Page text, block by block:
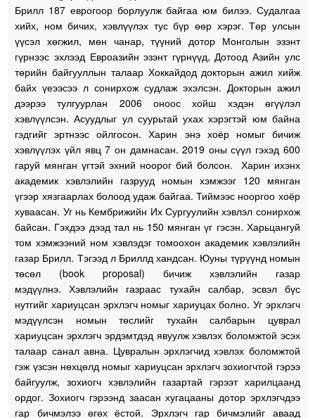
Брилл 187 еврогоор борлуулж байгаа юм билээ. Судалгаа
хийх, ном бичих, хэвлүүлэх тус бүр өөр хэрэг. Төр улсын
үүсэл хөгжил, мөн чанар, түүний дотор Монголын эзэнт
гүрнээс эхлээд Евроазийн эзэнт гүрнүүд, Дотоод Азийн улс
төрийн байгууллын талаар Хоккайдод докторын ажил хийж
байх үеээсээ л сонирхож судлаж эхэлсэн. Докторын ажил
дээрээ тулгуурлан 2006 оноос хойш хэдэн өгүүлэл
хэвлүүлсэн. Асуудлыг ул суурьтай ухах хэрэгтэй юм байна
гэдгийг эртнээс ойлгосон. Харин энэ хоёр номыг бичиж
хэвлүүлэх үйл явц 7 он дамнасан. 2019 оны сүүл гэхэд 600
гаруй мянган үгтэй эхний ноорог бий болсон. Харин ихэнх
академик хэвлэлийн газрууд номын хэмжээг 120 мянган
үгээр хязгаарлах болоод удаж байгаа. Тиймээс нооргоо хоёр
хуваасан. Уг нь Кембрижийн Их Сургуулийн хэвлэл сонирхож
байсан. Гэхдээ дээд тал нь 150 мянган үг гэсэн. Харьцангуй
том хэмжээний ном хэвлэдэг томоохон академик хэвлэлийн
газар Брилл. Тэгээд л Бриллд хандсан. Юуны түрүүнд номын
төсөл (book proposal) бичиж хэвлэлийн газар
мэдүүлнэ. Хэвлэлийн газраас тухайн салбар, эсвэл бүс
нутгийг хариуцсан эрхлэгч номыг хариуцах болно. Уг эрхлэгч
мэдүүлсэн номын төслийг тухайн салбарын цуврал
хариуцсан эрхлэгч эрдэмтдэд явуулж хэвлэх боломжтой эсэх
талаар санал авна. Цувралын эрхлэгчид хэвлэх боломжтой
гэж үзсэн нөхцөлд номыг хариуцсан эрхлэгч зохиогчтой гэрээ
байгуулж, зохиогч хэвлэлийн газартай гэрээт харилцаанд
ордог. Зохиогч гэрээнд заасан хугацааны дотор эрхлэгчдээ
гар бичмэлээ өгөх ёстой. Эрхлэгч гар бичмэлийг аваад